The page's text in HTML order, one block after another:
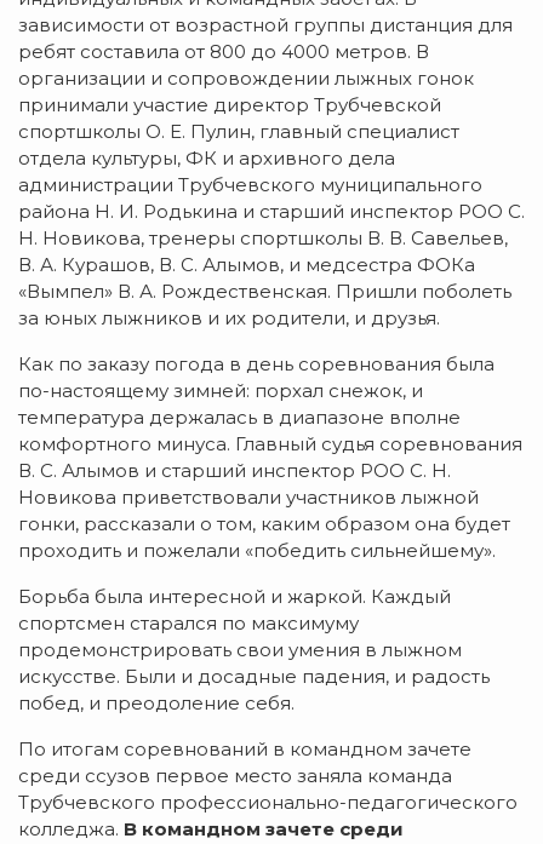
зависимости от возрастной группы дистанция для
ребят составила от 800 до 4000 метров. В
организации и сопровождении лыжных гонок
принимали участие директор Трубчевской
спортшколы О. Е. Пулин, главный специалист
отдела культуры, ФК и архивного дела
администрации Трубчевского муниципального
района Н. И. Родькина и старший инспектор РОО С.
Н. Новикова, тренеры спортшколы В. В. Савельев,
В. А. Курашов, В. С. Алымов, и медсестра ФОКа
«Вымпел» В. А. Рождественская. Пришли поболеть
за юных лыжников и их родители, и друзья.
Как по заказу погода в день соревнования была
по-настоящему зимней: порхал снежок, и
температура держалась в диапазоне вполне
комфортного минуса. Главный судья соревнования
В. С. Алымов и старший инспектор РОО С. Н.
Новикова приветствовали участников лыжной
гонки, рассказали о том, каким образом она будет
проходить и пожелали «победить сильнейшему».
Борьба была интересной и жаркой. Каждый
спортсмен старался по максимуму
продемонстрировать свои умения в лыжном
искусстве. Были и досадные падения, и радость
побед, и преодоление себя.
По итогам соревнований в командном зачете
среди ссузов первое место заняла команда
Трубчевского профессионально-педагогического
колледжа. В командном зачете среди